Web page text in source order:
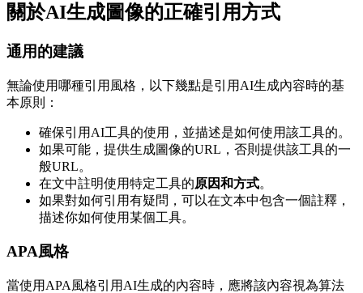
關於AI生成圖像的正確引用方式
通用的建議
無論使用哪種引用風格，以下幾點是引用AI生成內容時的基
本原則：
確保引用AI工具的使用，並描述是如何使用該工具的。
如果可能，提供生成圖像的URL，否則提供該工具的一
般URL。
在文中註明使用特定工具的原因和方式。
如果對如何引用有疑問，可以在文本中包含一個註釋，
描述你如何使用某個工具。
APA風格
當使用APA風格引用AI生成的內容時，應將該內容視為算法